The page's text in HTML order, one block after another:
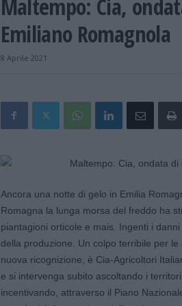
Maltempo: Cia,
Emiliano Romagnola
8 Aprile 2021
Ancora una notte di gelo in Emilia
Romagna la lunga morsa del freddo ha
piantagioni orticole e mais. Ingenti i
della produzione. Un colpo terribile per
nuova ricognizione, è Cia-Agricoltori
e si intervenga subito ascoltando i
incentivando, attraverso il Piano